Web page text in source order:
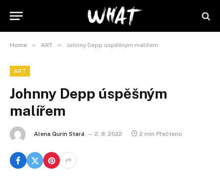
Home » ART » Johnny Depp úspěšným malířem
ART
Johnny Depp úspěšným
malířem
Alena Gurin Stará 2. 8. 2022 2 min Přečteno